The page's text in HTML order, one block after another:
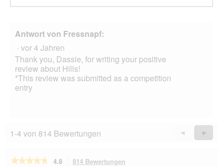
Antwort von Fressnapf:
· vor 4 Jahren
Thank you, Dassie, for writing your positive
review about Hills!
*This review was submitted as a competition
entry
1-4 von 814 Bewertungen
Zurück
Reviews
◄
Weiter
►
★★★★★
★★★★★ 4.8 814 Bewertungen